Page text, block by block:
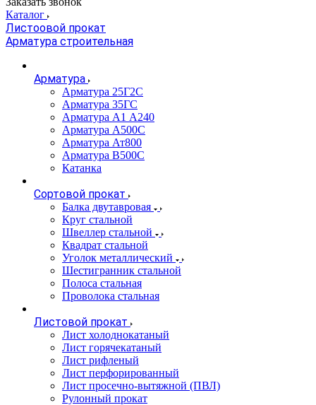
Каталог
Листоовой прокат
Арматура строительная
Арматура
Арматура 25Г2С
Арматура 35ГС
Арматура А1 А240
Арматура А500С
Арматура Ат800
Арматура В500С
Катанка
Сортовой прокат
Балка двутавровая
Круг стальной
Швеллер стальной
Квадрат стальной
Уголок металлический
Шестигранник стальной
Полоса стальная
Проволока стальная
Листовой прокат
Лист холоднокатаный
Лист горячекатаный
Лист рифленый
Лист перфорированный
Лист просечно-вытяжной (ПВЛ)
Рулонный прокат